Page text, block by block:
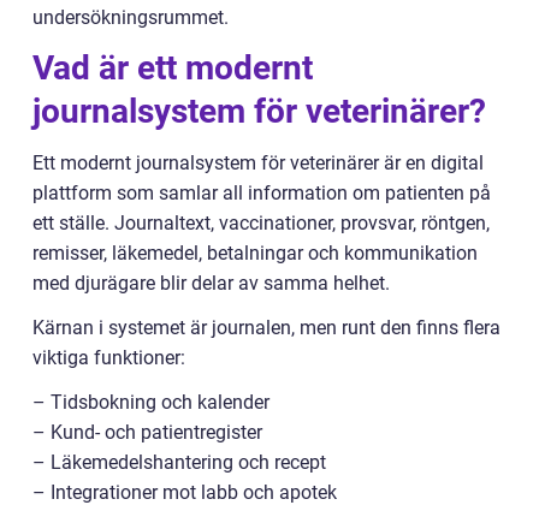
undersökningsrummet.
Vad är ett modernt
journalsystem för veterinärer?
Ett modernt journalsystem för veterinärer är en digital
plattform som samlar all information om patienten på
ett ställe. Journaltext, vaccinationer, provsvar, röntgen,
remisser, läkemedel, betalningar och kommunikation
med djurägare blir delar av samma helhet.
Kärnan i systemet är journalen, men runt den finns flera
viktiga funktioner:
– Tidsbokning och kalender
– Kund- och patientregister
– Läkemedelshantering och recept
– Integrationer mot labb och apotek